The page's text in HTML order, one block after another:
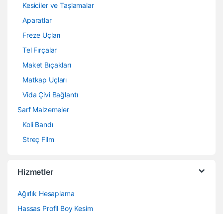
Kesiciler ve Taşlamalar
Aparatlar
Freze Uçları
Tel Fırçalar
Maket Bıçakları
Matkap Uçları
Vida Çivi Bağlantı
Sarf Malzemeler
Koli Bandı
Streç Film
Hizmetler
Ağırlık Hesaplama
Hassas Profil Boy Kesim